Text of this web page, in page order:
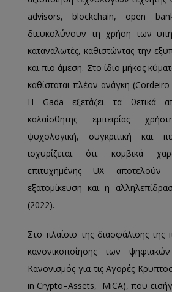
advisors, blockchain, open
διευκολύνουν τη χρήση των
καταναλωτές, καθιστώντας την
και πιο άμεση. Στο ίδιο μήκος
καθίσταται πλέον ανάγκη
Η Gada εξετάζει τα θετικά
καλαίσθητης εμπειρίας
ψυχολογική, συγκριτική και
ισχυρίζεται ότι κομβικά
επιτυχημένης UX
εξατομίκευση και η
(2022).
Στο πλαίσιο της διασφάλισης της
κανονικοποίησης των
Κανονισμός για τις Αγορές
in Crypto–Assets, MiCA), που